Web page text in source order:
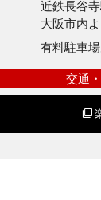
近鉄長谷
大阪市内
有料駐車場
交通